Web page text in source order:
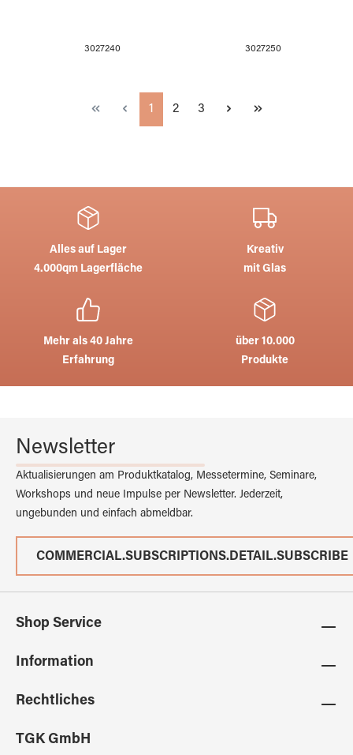
3027240 3027250
Seite
1 Seite
2 Seite
3
Alles auf Lager
4.000qm Lagerfläche
Kreativ
mit Glas
Mehr als 40 Jahre
Erfahrung
über 10.000
Produkte
Newsletter
Aktualisierungen am Produktkatalog, Messetermine, Seminare,
Workshops und neue Impulse per Newsletter. Jederzeit,
ungebunden und einfach abmeldbar.
COMMERCIAL.SUBSCRIPTIONS.DETAIL.SUBSCRIBE
Shop Service
Information
Rechtliches
TGK GmbH